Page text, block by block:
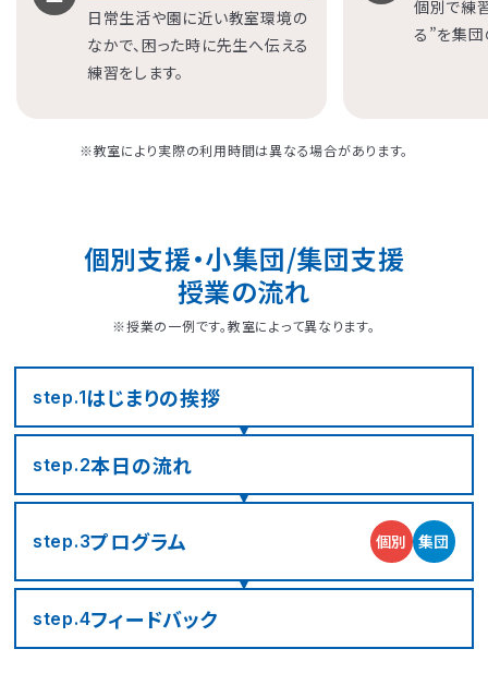
日常生活や園に近い教室環境の
なかで、困った時に先生へ伝える
練習をします。
個別で練
る”を集団
※教室により実際の利用時間は異なる場合があります。
個別支援・小集団/集団支援
授業の流れ
※授業の一例です。教室によって異なります。
step.1はじまりの挨拶
step.2本日の流れ
step.3プログラム 個別 集団
step.4フィードバック
LITALICOジュニア
茨城エリアの教室一覧
つくば市
児童発達支援
LITALICOジュニア
埼玉エリアの教室一覧
さいたま市浦和区
朝霞市
LITALICOジュニア
千葉エリアの教室一覧
船橋市
浦安市
LITALICOジュニア
東京エリアの教室一覧
武蔵野市
豊島区
LITALICOジュニア
神奈川エリアの教室一覧
川崎市川崎区
横浜市港北区
LITALICOジュニア
愛知エリアの教室一覧
名古屋市名東区
名古屋市北区
LITALICOジュニア
静岡エリアの教室一覧
静岡市駿河区
児童発達支援
LITALICOジュニア
三重エリアの教室一覧
四日市市
放課後等デイサービス
LITALICOジュニア
大阪エリアの教室一覧
寝屋川市
大阪市住之江区
LITALICOジュニア
兵庫エリアの教室一覧
神戸市東灘区
神戸市垂水区
LITALICOジュニア
京都エリアの教室一覧
京都市下京区
京都市東山区
LITALICOジュニア
奈良エリアの教室一覧
奈良市
北葛城郡王寺町
LITALICOジュニア
宮城エリアの教室一覧
仙台市太白区
児童発達支援
LITALICOジュニア
広島エリアの教室一覧
広島市中区
児童発達支援
LITALICOジュニア
福岡エリアの教室一覧
北九州市
福岡市城南区